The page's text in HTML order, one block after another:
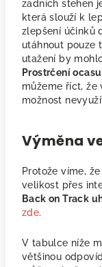
zadních stehen
která slouží k
zlepšení účinků
utáhnout pouze
utažení by
Prostrčení
můžeme říct, že
možnost
Výměna
Protože víme,
velikost přes
Back on Track
zde.
V tabulce níže
většinou